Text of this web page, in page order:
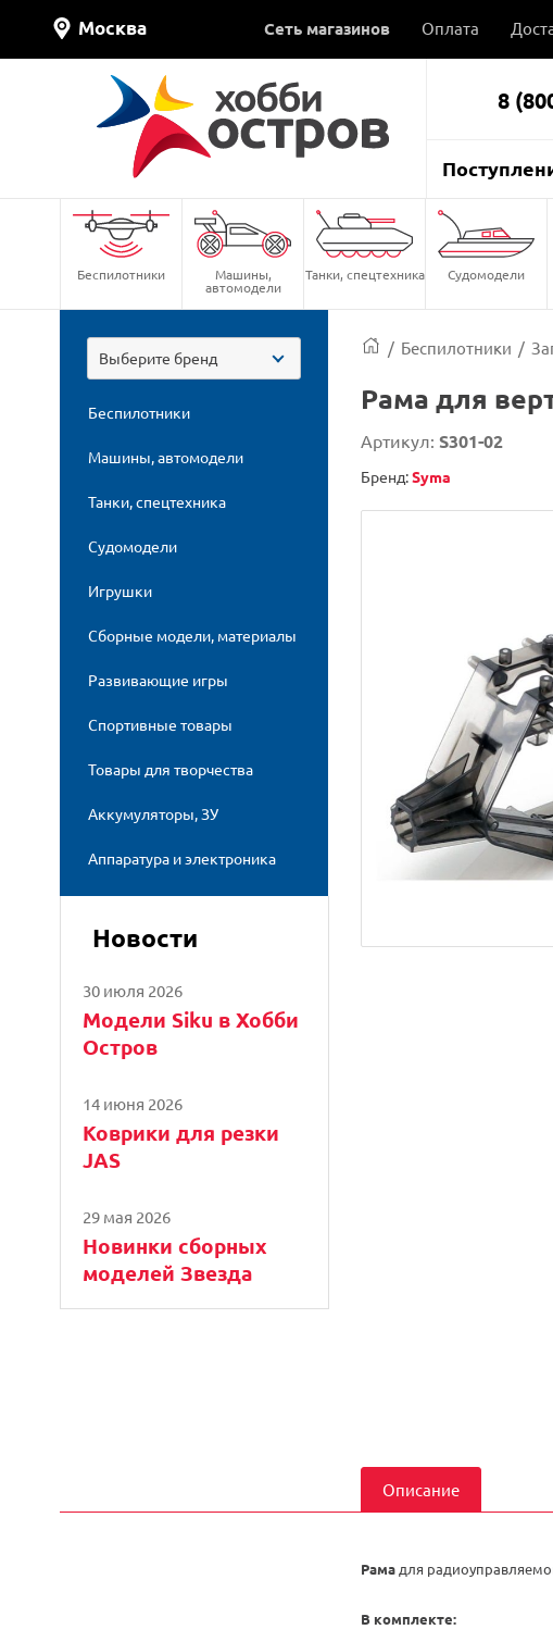
Москва Сеть магазинов Оплата
8
Беспилотники Машины,
автомодели
Танки, спецтехника Судомодели
Выберите бренд
Беспилотники
Машины, автомодели
Танки, спецтехника
Судомодели
Игрушки
Сборные модели, материалы
Развивающие игры
Спортивные товары
Товары для творчества
Аккумуляторы, ЗУ
Аппаратура и электроника
Новости
30 июля 2026
Модели Siku в Хобби
Остров
14 июня 2026
Коврики для резки
JAS
29 мая 2026
Новинки сборных
моделей Звезда
/ Беспилотники /
Рама для
Артикул: S301-02
Бренд:Syma
Описание
Рамадля
В комплекте: